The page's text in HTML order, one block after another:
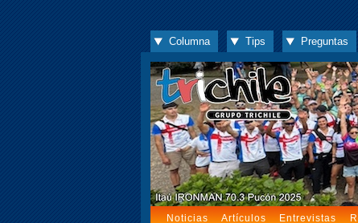
Columna Tips Preguntas
Noticias Artículos Entrevistas